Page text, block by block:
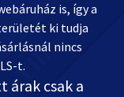
is, így a
ki tudja
nincs
t.
csak a